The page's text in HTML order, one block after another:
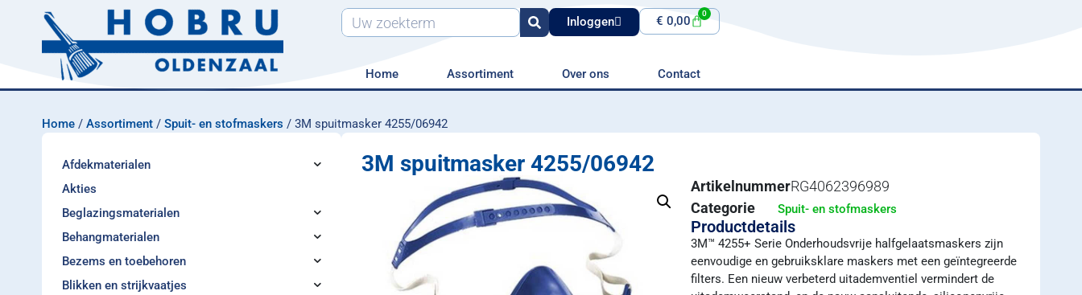
Inloggen € 0,00
0
Home Assortiment Over ons Contact
Home / Assortiment / Spuit- en stofmaskers / 3M spuitmasker 4255/06942
Afdekmaterialen
Akties
Beglazingsmaterialen
Behangmaterialen
Bezems en toebehoren
Blikken en strijkvaatjes
3M spuitmasker 4255/06942
ArtikelnummerRG4062396989
Categorie
Spuit- en stofmaskers
Productdetails
3M™ 4255+ Serie Onderhoudsvrije halfgelaatsmaskers zijn
eenvoudige en gebruiksklare maskers met een geïntegreerde
filters. Een nieuw verbeterd uitademventiel vermindert de